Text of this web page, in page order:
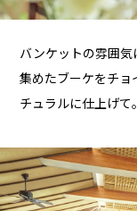
バンケットの雰囲気
集めたブーケをチョ
チュラルに仕上げて。